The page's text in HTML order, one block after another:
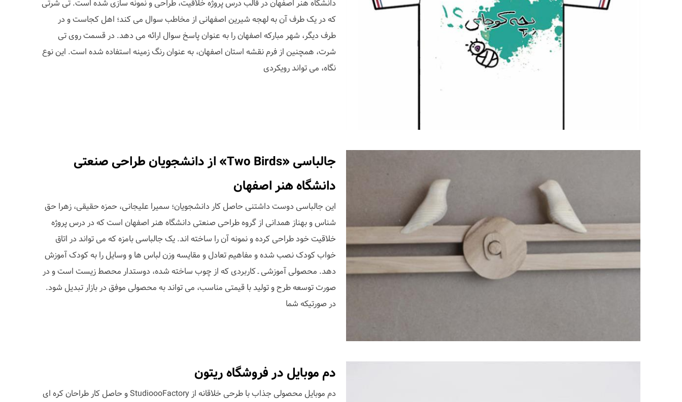
دانشگاه هنر اصفهان در قالب درس پروژه خلاقیت، طراحی و نمونه سازی شده است. تی شرتی
که در یک طرف آن به لهجه شیرین اصفهانی از مخاطب سوال می کند؛ اهل کجاست و در
طرف دیگر، شهر مبارکه اصفهان را به عنوان پاسخ سوال ارائه می دهد. در قسمت روی تی
شرت، همچنین از فرم نقشه استان اصفهان، به عنوان رنگ زمینه استفاده شده است. این نوع
نگاه، می تواند رویکردی
جالباسی «Two Birds» از دانشجویان طراحی صنعتی
دانشگاه هنر اصفهان
این جالباسی دوست داشتنی حاصل کار دانشجویان؛ سمیرا علیجانی، حمزه حقیقی، زهرا حق
شناس و بهناز همدانی از گروه طراحی صنعتی دانشگاه هنر اصفهان است که در درس پروژه
خلاقیت خود طراحی کرده و نمونه آن را ساخته اند. یک جالباسی بامزه که می تواند در اتاق
خواب کودک نصب شده و مفاهیم تعادل و مقایسه وزن لباس ها و وسایل را به کودک آموزش
دهد. محصولی آموزشی ـ کاربردی که از چوب ساخته شده، دوستدار محصط زیست است و در
صورت توسعه طرح و تولید با قیمتی مناسب، می تواند به محصولی موفق در بازار تبدیل شود.
در صورتیکه شما
دم موبایل در فروشگاه ریتون
دم موبایل محصولی جذاب با طرحی خلاقانه از StudioooFactory و حاصل کار طراحان کره ای